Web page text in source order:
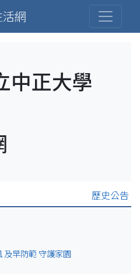
網
中正大學
歷史公告
及早防範 守護家園